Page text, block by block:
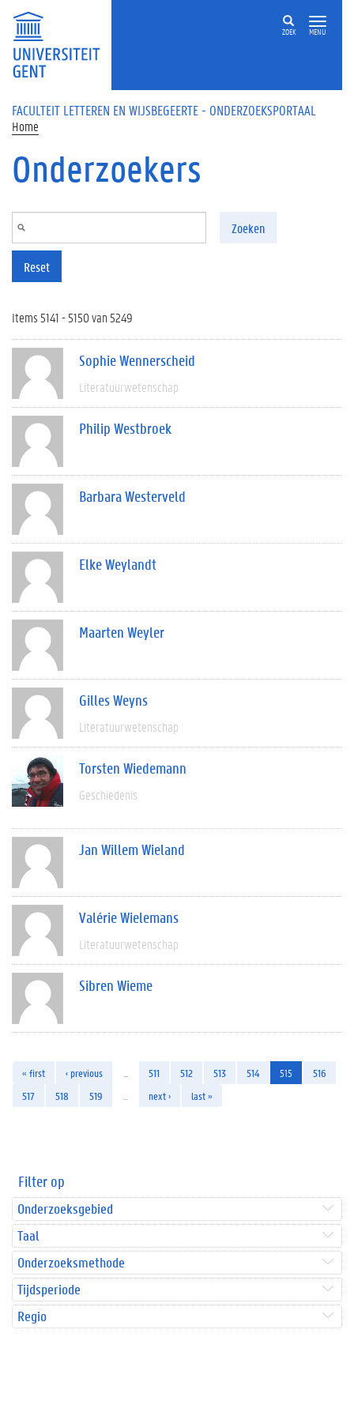
Overslaan en naar de inhoud gaan
ZOEK MENU
FACULTEIT LETTEREN EN WIJSBEGEERTE - ONDERZOEKSPORTAAL
Home
Onderzoekers
Zoeken
Reset
Items 5141 - 5150 van 5249
Sophie Wennerscheid
Literatuurwetenschap
Philip Westbroek
Barbara Westerveld
Elke Weylandt
Maarten Weyler
Gilles Weyns
Literatuurwetenschap
Torsten Wiedemann
Geschiedenis
Jan Willem Wieland
Valérie Wielemans
Literatuurwetenschap
Sibren Wieme
« first ‹ previous 511 512 513 514 515
516
517
518 519 next › last »
Filter op
Onderzoeksgebied
Taal
Onderzoeksmethode
Tijdsperiode
Regio